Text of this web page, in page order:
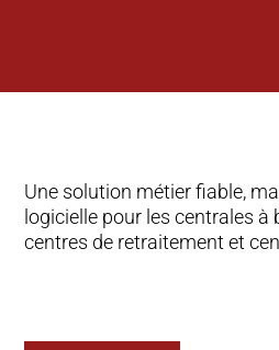
Une solution métier fiable,
logicielle pour les centrales à
centres de retraitement et